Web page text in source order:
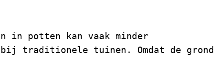
in potten kan vaak minder
traditionele tuinen. Omdat de grond